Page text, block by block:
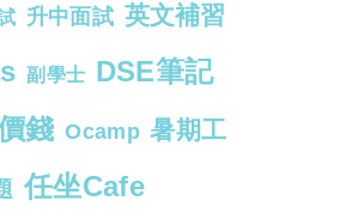
升中面試 英文補習
副學士 DSE筆記
錢 Ocamp 暑期工
任坐Cafe